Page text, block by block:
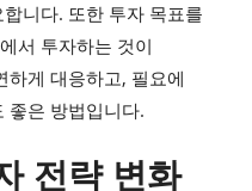
니다. 또한 투자 목표를
서 투자하는 것이
하게 대응하고, 필요에
좋은 방법입니다.
전략 변화